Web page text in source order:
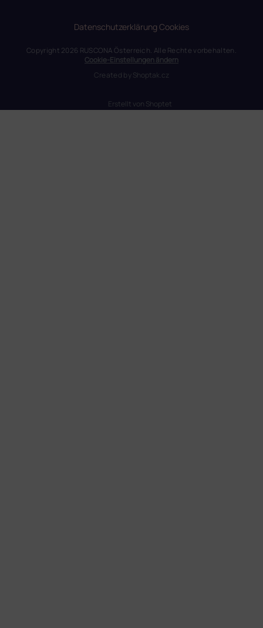
DatenschutzerklärungCookies
Erstellt von Shoptet
Copyright 2026 RUSCONA Österreich. Alle Rechte vorbehalten.
Cookie-Einstellungen ändern
Created byShoptak.cz